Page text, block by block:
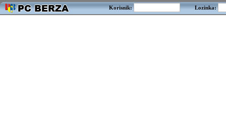
Korisnik: Lozinka: